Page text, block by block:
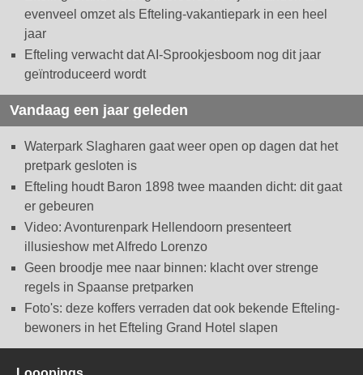
evenveel omzet als Efteling-vakantiepark in een heel
jaar
Efteling verwacht dat AI-Sprookjesboom nog dit jaar
geïntroduceerd wordt
Vandaag een jaar geleden
Waterpark Slagharen gaat weer open op dagen dat het
pretpark gesloten is
Efteling houdt Baron 1898 twee maanden dicht: dit gaat
er gebeuren
Video: Avonturenpark Hellendoorn presenteert
illusieshow met Alfredo Lorenzo
Geen broodje mee naar binnen: klacht over strenge
regels in Spaanse pretparken
Foto's: deze koffers verraden dat ook bekende Efteling-
bewoners in het Efteling Grand Hotel slapen